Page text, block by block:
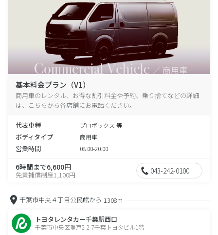
基本料金プラン（V1）
商用車のレンタル、お得な割引料金や予約、乗り捨てなどの詳細
は、こちらから各店舗にお電話ください。
代表車種 プロボックス 等
ボディタイプ 商用車
営業時間 08:00-20:00
6時間まで6,600円
免責補償制度1,100円 043-242-0100
千葉市中央４丁目公民館から 1308m
トヨタレンタカー千葉駅西口
千葉市中央区登戸2-2-7千葉トヨタビル1階